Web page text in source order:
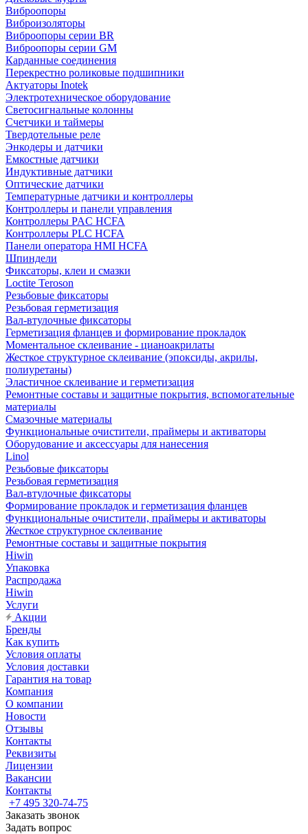
Виброопоры
Виброизоляторы
Виброопоры серии BR
Виброопоры серии GM
Карданные соединения
Перекрестно роликовые подшипники
Актуаторы Inotek
Электротехническое оборудование
Светосигнальные колонны
Счетчики и таймеры
Твердотельные реле
Энкодеры и датчики
Емкостные датчики
Индуктивные датчики
Оптические датчики
Температурные датчики и контроллеры
Контроллеры и панели управления
Контроллеры PAC HCFA
Контроллеры PLC HCFA
Панели оператора HMI HCFA
Шпиндели
Фиксаторы, клеи и смазки
Loctite Teroson
Резьбовые фиксаторы
Резьбовая герметизация
Вал-втулочные фиксаторы
Герметизация фланцев и формирование прокладок
Моментальное склеивание - цианоакрилаты
Жесткое структурное склеивание (эпоксиды, акрилы,
полиуретаны)
Эластичное склеивание и герметизация
Ремонтные составы и защитные покрытия, вспомогательные
материалы
Смазочные материалы
Функциональные очистители, праймеры и активаторы
Оборудование и аксессуары для нанесения
Linol
Резьбовые фиксаторы
Резьбовая герметизация
Вал-втулочные фиксаторы
Формирование прокладок и герметизация фланцев
Функциональные очистители, праймеры и активаторы
Жесткое структурное склеивание
Ремонтные составы и защитные покрытия
Hiwin
Упаковка
Распродажа
Hiwin
Услуги
Акции
Бренды
Как купить
Условия оплаты
Условия доставки
Гарантия на товар
Компания
О компании
Новости
Отзывы
Контакты
Реквизиты
Лицензии
Вакансии
Контакты
+7 495 320-74-75
Заказать звонок
Задать вопрос